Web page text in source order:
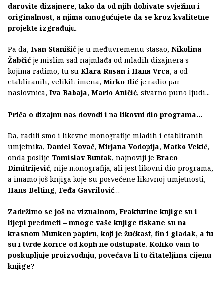
darovite dizajnere, tako da od njih dobivate svježinu i
originalnost, a njima omogućujete da se kroz kvalitetne
projekte izgrađuju.
Pa da, Ivan Stanišić je u međuvremenu stasao, Nikolina
Žabčić je mislim sad najmlađa od mladih dizajnera s
kojima radimo, tu su Klara Rusan i Hana Vrca, a od
etabliranih, velikih imena, Mirko Ilić je radio par
naslovnica, Iva Babaja, Mario Aničić, stvarno puno ljudi...
Priča o dizajnu nas dovodi i na likovni dio programa…
Da, radili smo i likovne monografije mladih i etabliranih
umjetnika, Daniel Kovač, Mirjana Vodopija, Matko Vekić,
onda poslije Tomislav Buntak, najnoviji je Braco
Dimitrijević, nije monografija, ali jest likovni dio programa,
a imamo još knjiga koje su posvećene likovnoj umjetnosti,
Hans Belting, Feđa Gavrilović…
Zadržimo se još na vizualnom, Frakturine knjige su i
lijepi predmeti – mnoge vaše knjige tiskane su na
krasnom Munken papiru, koji je žućkast, fin i gladak, a tu
su i tvrde korice od kojih ne odstupate. Koliko vam to
poskupljuje proizvodnju, povećava li to čitateljima cijenu
knjige?